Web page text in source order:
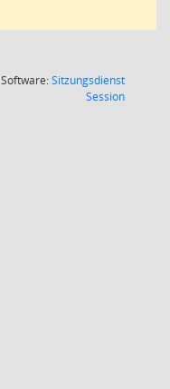
Software:Sitzungsdienst
Session(Wird in